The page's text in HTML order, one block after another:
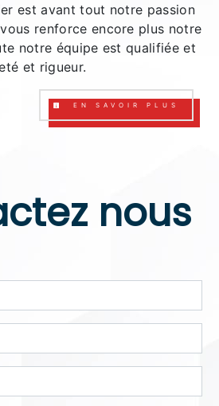
est avant tout notre passion
renforce encore plus notre
notre équipe est qualifiée et
et rigueur.
EN SAVOIR PLUS
nous